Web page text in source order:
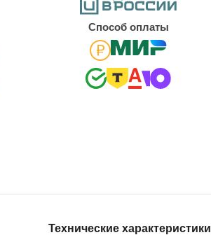
Cпособ оплаты
Технические характеристики